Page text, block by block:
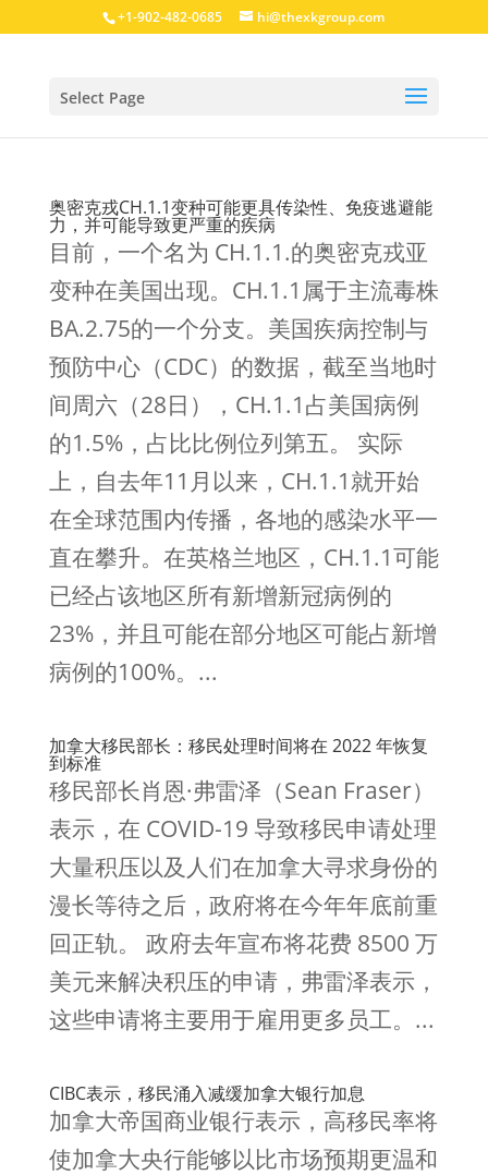
+1-902-482-0685 hi@thexkgroup.com
Select Page
奥密克戎CH.1.1变种可能更具传染性、免疫逃避能
力，并可能导致更严重的疾病
目前，一个名为 CH.1.1.的奥密克戎亚
变种在美国出现。CH.1.1属于主流毒株
BA.2.75的一个分支。美国疾病控制与
预防中心（CDC）的数据，截至当地时
间周六（28日），CH.1.1占美国病例
的1.5%，占比比例位列第五。 实际
上，自去年11月以来，CH.1.1就开始
在全球范围内传播，各地的感染水平一
直在攀升。在英格兰地区，CH.1.1可能
已经占该地区所有新增新冠病例的
23%，并且可能在部分地区可能占新增
病例的100%。...
加拿大移民部长：移民处理时间将在 2022 年恢复
到标准
移民部长肖恩·弗雷泽（Sean Fraser）
表示，在 COVID-19 导致移民申请处理
大量积压以及人们在加拿大寻求身份的
漫长等待之后，政府将在今年年底前重
回正轨。 政府去年宣布将花费 8500 万
美元来解决积压的申请，弗雷泽表示，
这些申请将主要用于雇用更多员工。...
CIBC表示，移民涌入减缓加拿大银行加息
加拿大帝国商业银行表示，高移民率将
使加拿大央行能够以比市场预期更温和